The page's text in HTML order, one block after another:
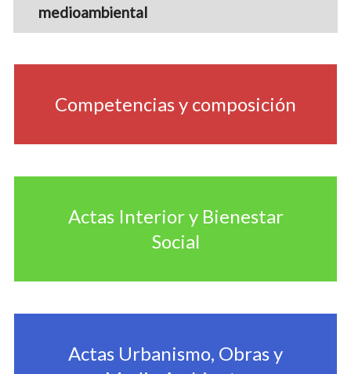
medioambiental
Competencias y composición
Actas Interior y Bienestar
Social
Actas Urbanismo, Obras y